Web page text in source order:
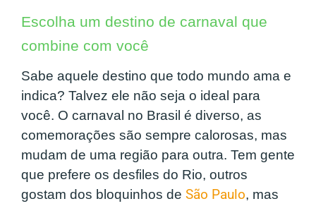
Escolha um destino de carnaval que
combine com você
Sabe aquele destino que todo mundo ama e
indica? Talvez ele não seja o ideal para
você. O carnaval no Brasil é diverso, as
comemorações são sempre calorosas, mas
mudam de uma região para outra. Tem gente
que prefere os desfiles do Rio, outros
gostam dos bloquinhos de São Paulo, mas